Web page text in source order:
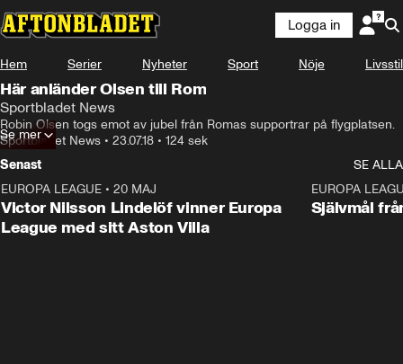
Logga in
Hem Serier Nyheter Sport Nöje Livsstil
Här anländer Olsen till Rom
Sportbladet News
Robin Olsen togs emot av jubel från Romas supportrar på flygplatsen.
Sportbladet News • 23.07.18 • 124 sek
Se mer
Senast
SE ALLA
EUROPA LEAGUE • 20 MAJ
Victor Nilsson Lindelöf vinner Europa
League med sitt Aston Villa
EUROPA
Självmål